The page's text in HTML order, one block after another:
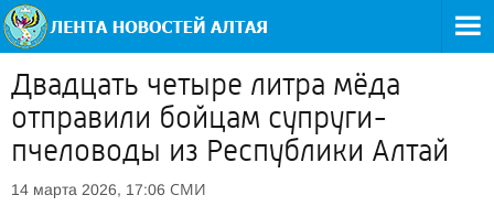
Двадцать четыре литра мёда
отправили бойцам супруги-
пчеловоды из Республики Алтай
14 марта 2026, 17:06 СМИ